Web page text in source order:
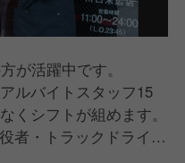
が活躍中です。
ルバイトスタッフ15
くシフトが組めます。
者・トラックドライバ